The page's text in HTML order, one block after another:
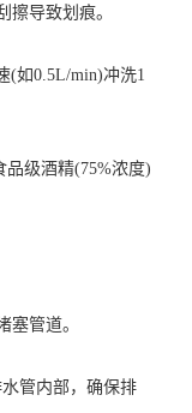
擦导致划痕。
如0.5L/min)冲洗1
级酒精(75%浓度)
管道。
管内部，确保排